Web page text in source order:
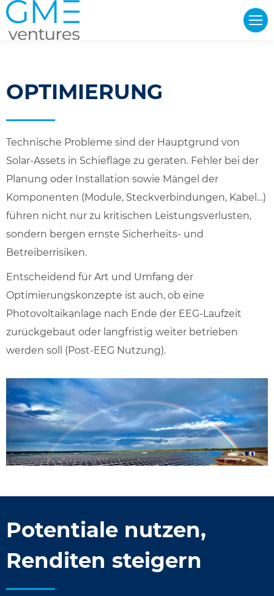
OPTIMIERUNG
Technische Probleme sind der Hauptgrund von
Solar-Assets in Schieflage zu geraten. Fehler bei der
Planung oder Installation sowie Mängel der
Komponenten (Module, Steckverbindungen, Kabel…)
führen nicht nur zu kritischen Leistungsverlusten,
sondern bergen ernste Sicherheits- und
Betreiberrisiken.
Entscheidend für Art und Umfang der
Optimierungskonzepte ist auch, ob eine
Photovoltaikanlage nach Ende der EEG-Laufzeit
zurückgebaut oder langfristig weiter betrieben
werden soll (Post-EEG Nutzung).
Potentiale nutzen,
Renditen steigern